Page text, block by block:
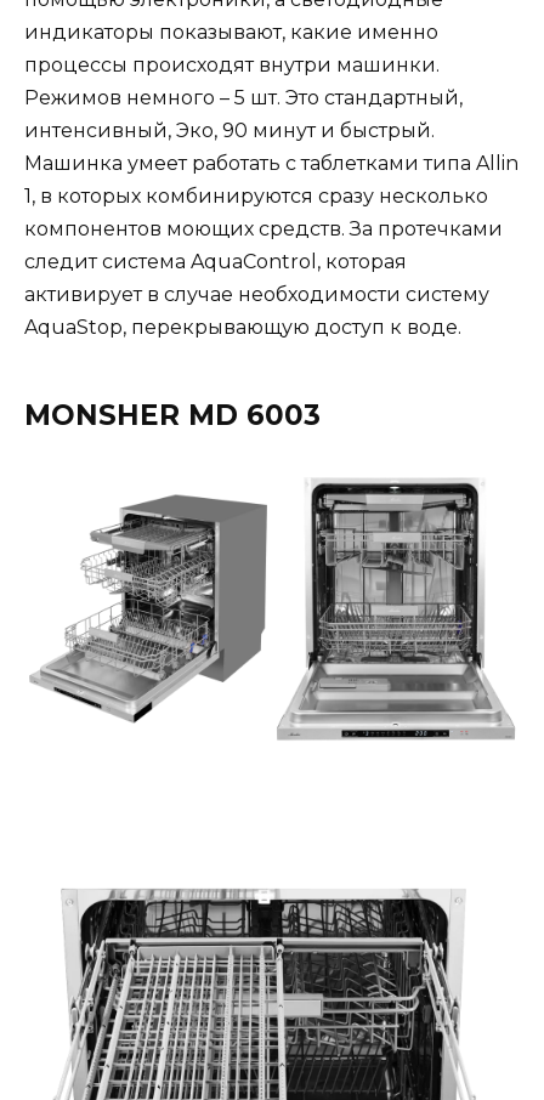
индикаторы показывают, какие именно
процессы происходят внутри машинки.
Режимов немного – 5 шт. Это стандартный,
интенсивный, Эко, 90 минут и быстрый.
Машинка умеет работать с таблетками типа Allin
1, в которых комбинируются сразу несколько
компонентов моющих средств. За протечками
следит система AquaControl, которая
активирует в случае необходимости систему
AquaStop, перекрывающую доступ к воде.
MONSHER MD 6003